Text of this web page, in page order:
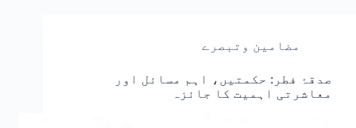
مضامین وتبصرے
صدقۂ فطر: حکمتیں، اہم مسائل اور
معاشرتی اہمیت کا جائزہ